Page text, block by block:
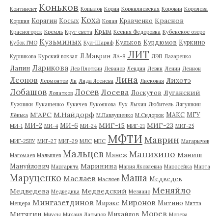
Континент Коньков Копылов Корин Корнилиевская Коровин Королева
Коршия Корягин Косых Коха Коцан Кравченко Краснов
Красногорск Кремль Круг света Крым Ксения Федоровна Кубенское озеро
Кубок ГМО Кузьминых Кул-Шариф Кульков Курдюмов Куркино
Курникова Курский вокзал Л.Маврин ЛА-8 ЛИТ ЛЭП Лазаренко
Лапин Ларикова Лев Плоткин Леванов Левдин Левин Ленин Леннон
Леонов Лермонтов Ли Лида Ясенева Лина Лисковая Лихотэ
Лобашов Лопатков Лосев Лосева Лоскутов Луганский
Лужники Лукашенко Лукичев Лукоянова Лух Лыхин Любитель Лягушкин
Лёнька М'АРС М.Найдорф М.Павлушенко М.Сидорюк МАКС МГУ
МИ-1 МИ-2 МИ-4 МИ-6 МИ-24 МИГ-15 МИГ-21 МИГ-23 МИГ-25
МИГ-25ПУ МИГ-27 МИГ-29 МЛС МПС МФТИ Маврин Магарычев
Магомаев Малышев Мальцев Манеж Манихино Маниш
Мануйлович Маргарита Маринина Мария Яковлевна Маросейка Марта
Маруценко Маслаев Масляев Маша Медведев
Медведева Медведица Медведский Мезиано Меняйло
Мещера Мингазетдинов Миракс Миронов Митино Митта
Митягин Миусы Михаил Латыпов Михайлов Морев Морева